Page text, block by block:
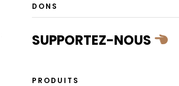
DONS
SUPPORTEZ-NOUS
PRODUITS